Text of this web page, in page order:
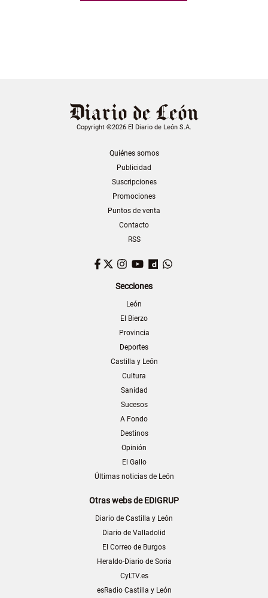
Copyright ©2026 El Diario de León S.A.
Quiénes somos
Publicidad
Suscripciones
Promociones
Puntos de venta
Contacto
RSS
Facebook
TwitterInstagram
YouTubeDailymotion
Secciones
León
El Bierzo
Provincia
Deportes
Castilla y León
Cultura
Sanidad
Sucesos
A Fondo
Destinos
Opinión
El Gallo
Últimas noticias de León
Otras webs de EDIGRUP
Diario de Castilla y León
Diario de Valladolid
El Correo de Burgos
Heraldo-Diario de Soria
CyLTV.es
esRadio Castilla y León